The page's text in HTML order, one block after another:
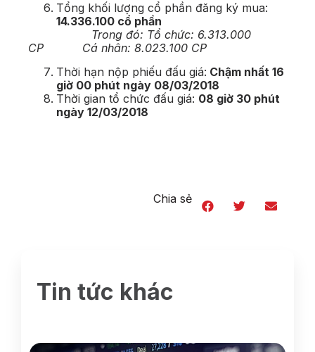
Tổng khối lượng cổ phần đăng ký mua:
14.336.100 cổ phần
Trong đó: Tổ chức: 6.313.000
CP Cá nhân: 8.023.100 CP
Thời hạn nộp phiếu đấu giá: Chậm nhất 16
giờ 00 phút ngày 08/03/2018
Thời gian tổ chức đấu giá: 08 giờ 30 phút
ngày 12/03/2018
Chia sẻ
Tin tức khác